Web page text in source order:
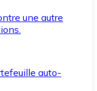
une autre
auto-